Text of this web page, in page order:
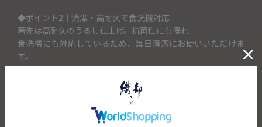
◆ポイント2｜清潔・高耐久で食洗機対応
箸先は高耐久のうるし仕上げ。抗菌性にも優れ
食洗機にも対応しているため、毎日清潔にお使いいただけま
す。
一般的な塗箸では味わえない、驚きの「すべらなさ」をぜひ
「滑らない」という特徴は、受験合格への祈願だけでなく、